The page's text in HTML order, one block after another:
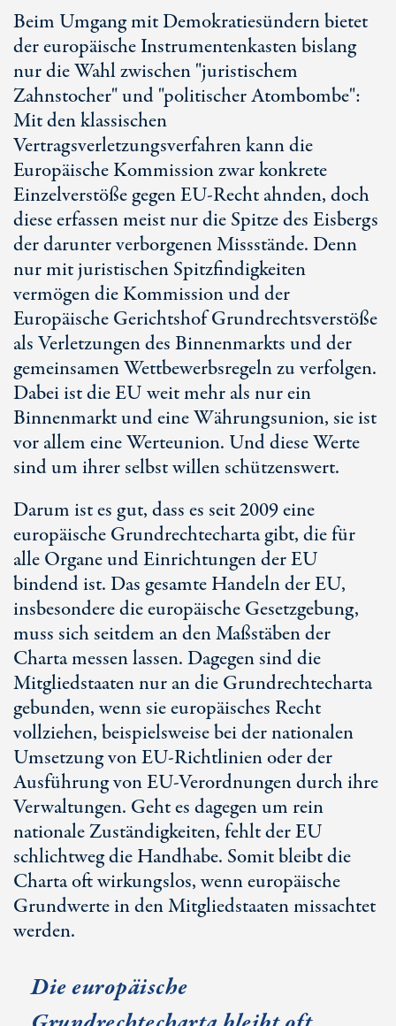
Beim Umgang mit Demokratiesündern bietet
der europäische Instrumentenkasten bislang
nur die Wahl zwischen "juristischem
Zahnstocher" und "politischer Atombombe":
Mit den klassischen
Vertragsverletzungsverfahren kann die
Europäische Kommission zwar konkrete
Einzelverstöße gegen EU-Recht ahnden, doch
diese erfassen meist nur die Spitze des Eisbergs
der darunter verborgenen Missstände. Denn
nur mit juristischen Spitzfindigkeiten
vermögen die Kommission und der
Europäische Gerichtshof Grundrechtsverstöße
als Verletzungen des Binnenmarkts und der
gemeinsamen Wettbewerbsregeln zu verfolgen.
Dabei ist die EU weit mehr als nur ein
Binnenmarkt und eine Währungsunion, sie ist
vor allem eine Werteunion. Und diese Werte
sind um ihrer selbst willen schützenswert.
Darum ist es gut, dass es seit 2009 eine
europäische Grundrechtecharta gibt, die für
alle Organe und Einrichtungen der EU
bindend ist. Das gesamte Handeln der EU,
insbesondere die europäische Gesetzgebung,
muss sich seitdem an den Maßstäben der
Charta messen lassen. Dagegen sind die
Mitgliedstaaten nur an die Grundrechtecharta
gebunden, wenn sie europäisches Recht
vollziehen, beispielsweise bei der nationalen
Umsetzung von EU-Richtlinien oder der
Ausführung von EU-Verordnungen durch ihre
Verwaltungen. Geht es dagegen um rein
nationale Zuständigkeiten, fehlt der EU
schlichtweg die Handhabe. Somit bleibt die
Charta oft wirkungslos, wenn europäische
Grundwerte in den Mitgliedstaaten missachtet
werden.
Die europäische